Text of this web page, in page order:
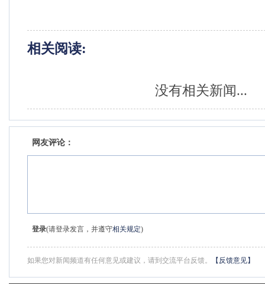
相关阅读:
没有相关新闻...
网友评论：
登录(请登录发言，并遵守相关规定)
如果您对新闻频道有任何意见或建议，请到交流平台反馈。 【反馈意见】